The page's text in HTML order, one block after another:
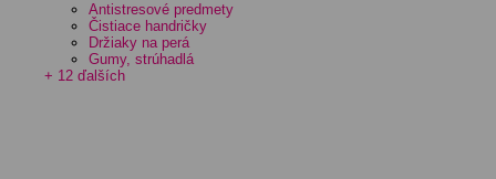
Antistresové predmety
Čistiace handričky
Držiaky na perá
Gumy, strúhadlá
+ 12 ďalších